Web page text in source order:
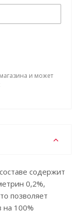
и может
содержит
0,2%,
позволяет
на 100%